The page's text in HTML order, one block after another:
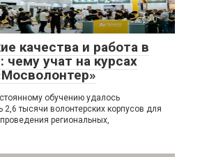
0
качества и работа в
чему учат на курсах
обучению удалось
2,6 тысячи волонтерских корпусов для
региональных,